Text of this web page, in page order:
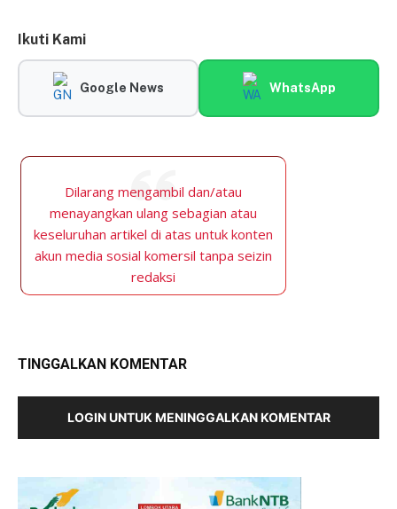
Ikuti Kami
Google News WhatsApp
Dilarang mengambil dan/atau
menayangkan ulang sebagian atau
keseluruhan artikel di atas untuk konten
akun media sosial komersil tanpa seizin
redaksi
TINGGALKAN KOMENTAR
LOGIN UNTUK MENINGGALKAN KOMENTAR